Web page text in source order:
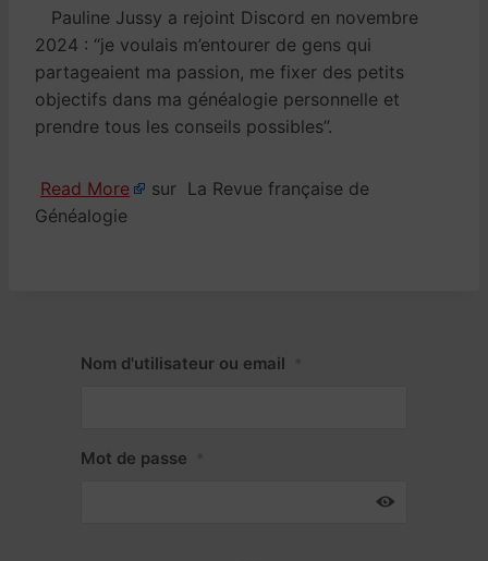
Pauline Jussy a rejoint Discord en novembre
2024 : “je voulais m’entourer de gens qui
partageaient ma passion, me fixer des petits
objectifs dans ma généalogie personnelle et
prendre tous les conseils possibles”.
Read More
sur La Revue française de
Généalogie
Nom d'utilisateur ou email
Mot de passe